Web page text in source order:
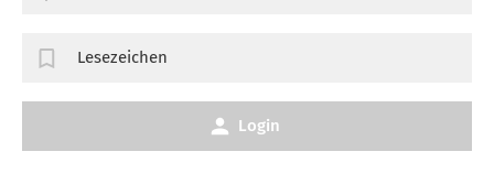
Lesezeichen
Login